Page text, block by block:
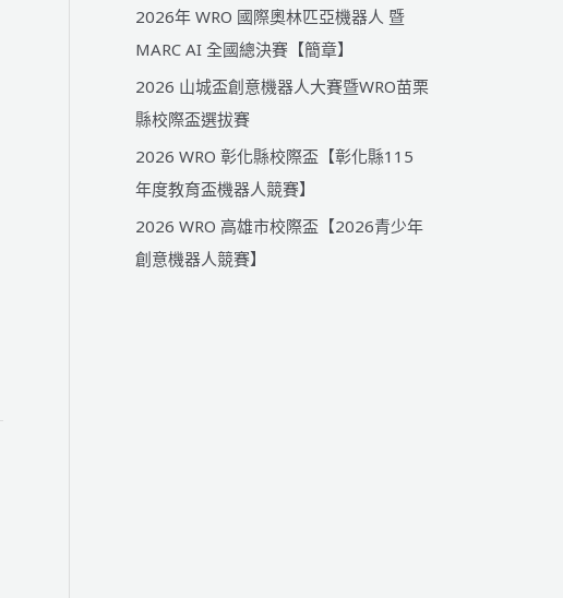
2026年 WRO 國際奧林匹亞機器人 暨
MARC AI 全國總決賽【簡章】
2026 山城盃創意機器人大賽暨WRO苗栗
縣校際盃選拔賽
2026 WRO 彰化縣校際盃【彰化縣115
年度教育盃機器人競賽】
2026 WRO 高雄市校際盃【2026青少年
創意機器人競賽】